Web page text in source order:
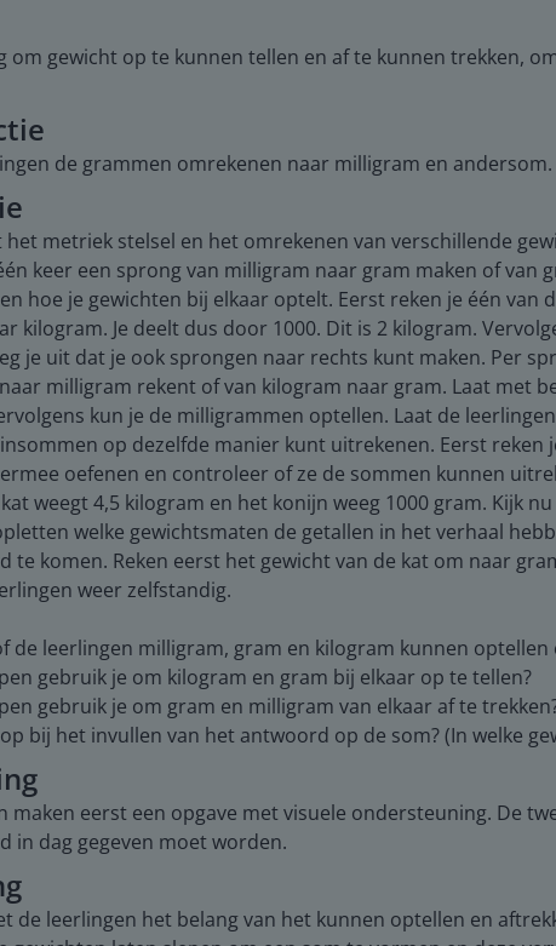
om gewicht op te kunnen tellen en af te kunnen trekken,
de grammen omrekenen naar milligram en andersom.
metriek stelsel en het omrekenen van verschillende
keer een sprong van milligram naar gram maken of van
hoe je gewichten bij elkaar optelt. Eerst reken je één
kilogram. Je deelt dus door 1000. Dit is 2 kilogram.
je uit dat je ook sprongen naar rechts kunt maken. Per
milligram rekent of van kilogram naar gram. Laat met
kun je de milligrammen optellen. Laat de
op dezelfde manier kunt uitrekenen. Eerst reken
oefenen en controleer of ze de sommen kunnen
weegt 4,5 kilogram en het konijn weeg 1000 gram. Kijk
welke gewichtsmaten de getallen in het verhaal
te komen. Reken eerst het gewicht van de kat om naar
weer zelfstandig.
de leerlingen milligram, gram en kilogram kunnen
gebruik je om kilogram en gram bij elkaar op te tellen?
gebruik je om gram en milligram van elkaar af te
bij het invullen van het antwoord op de som? (In welke
maken eerst een opgave met visuele ondersteuning. De
in dag gegeven moet worden.
de leerlingen het belang van het kunnen optellen en